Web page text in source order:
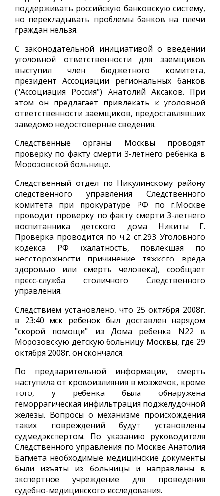
поддерживать российскую банковскую систему,
но перекладывать проблемы банков на плечи
граждан нельзя.
С законодательной инициативой о введении
уголовной ответственности для заемщиков
выступил член бюджетного комитета,
президент Ассоциации региональных банков
("Ассоциация Россия") Анатолий Аксаков. При
этом он предлагает привлекать к уголовной
ответственности заемщиков, предоставлявших
заведомо недостоверные сведения.
Следственные органы Москвы проводят
проверку по факту смерти 3-летнего ребенка в
Морозовской больнице.
Следственный отдел по Никулинскому району
следственного управления Следственного
комитета при прокуратуре РФ по г.Москве
проводит проверку по факту смерти 3-летнего
воспитанника детского дома Никиты Г.
Проверка проводится по ч.2 ст.293 Уголовного
кодекса РФ (халатность, повлекшая по
неосторожности причинение тяжкого вреда
здоровью или смерть человека), сообщает
пресс-служба столичного Следственного
управления.
Следствием установлено, что 25 октября 2008г.
в 23:40 мск ребенок был доставлен нарядом
"скорой помощи" из Дома ребенка N22 в
Морозовскую детскую больницу Москвы, где 29
октября 2008г. он скончался.
По предварительной информации, смерть
наступила от кровоизлияния в мозжечок, кроме
того, у ребенка была обнаружена
геморрагическая инфильтрация поджелудочной
железы. Вопросы о механизме происхождения
таких повреждений будут установлены
судмедэкспертом. По указанию руководителя
Следственного управления по Москве Анатолия
Багмета необходимые медицинские документы
были изъяты из больницы и направлены в
экспертное учреждение для проведения
судебно-медицинского исследования.